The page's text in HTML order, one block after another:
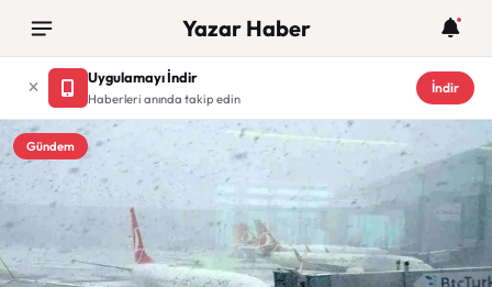
Yazar Haber
Uygulamayı İndir
Haberleri anında takip edin
İndir
Gündem